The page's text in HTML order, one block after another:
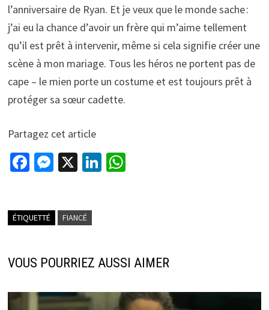
l’anniversaire de Ryan. Et je veux que le monde sache :
j’ai eu la chance d’avoir un frère qui m’aime tellement
qu’il est prêt à intervenir, même si cela signifie créer une
scène à mon mariage. Tous les héros ne portent pas de
cape – le mien porte un costume et est toujours prêt à
protéger sa sœur cadette.
Partagez cet article
Fa
o
k
M
n
r
X Li W
p
ÉTIQUETTÉ FIANCÉ
VOUS POURRIEZ AUSSI AIMER